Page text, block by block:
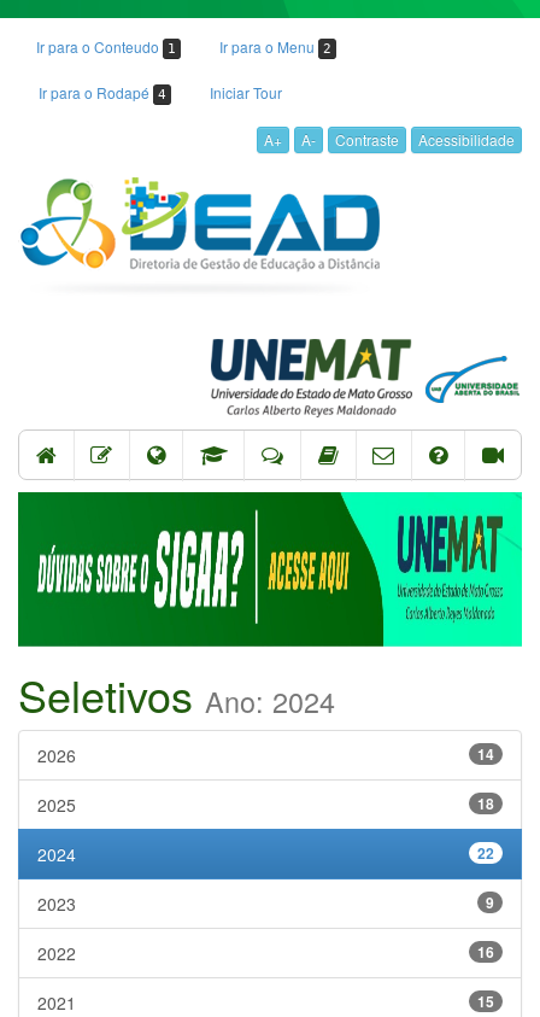
Ir para o Conteudo 1 Ir para o Menu 2
Ir para o Rodapé 4 Iniciar Tour
A+ A- Contraste Acessibilidade
Seletivos Ano: 2024
2026 14
2025 18
2024 22
2023 9
2022 16
2021 15